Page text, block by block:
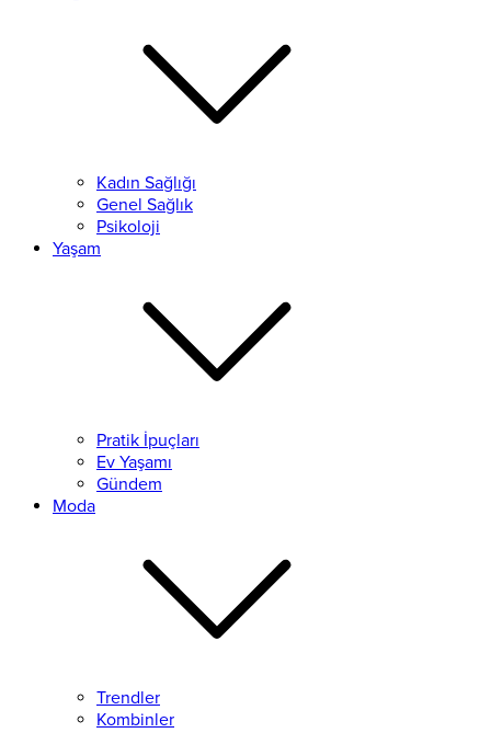
Kadın Sağlığı
Genel Sağlık
Psikoloji
Yaşam
Pratik İpuçları
Ev Yaşamı
Gündem
Moda
Trendler
Kombinler